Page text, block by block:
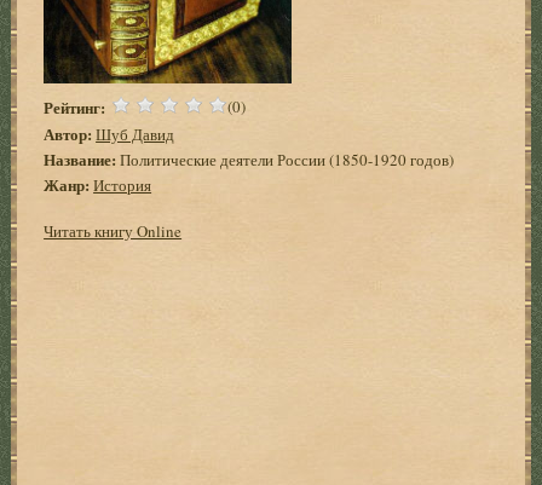
Рейтинг: (0)
Автор: Шуб Давид
Название: Политические деятели России (1850-1920 годов)
Жанр: История
Читать книгу Online